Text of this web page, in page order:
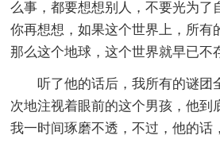
么事，都要想想别人，不要光为了
你再想想，如果这个世界上，所有
那么这个地球，这个世界就早已不
听了他的话后，我所有的谜团
次地注视着眼前的这个男孩，他到
我一时间琢磨不透，不过，他的话